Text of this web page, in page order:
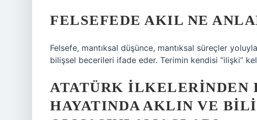
FELSEFEDE AKIL NE
Felsefe, mantıksal düşünce, mantıksal süreçler
bilişsel becerileri ifade eder. Terimin kendisi “ilişki”
ATATÜRK ILKELERINDEN
HAYATINDA AKLIN VE